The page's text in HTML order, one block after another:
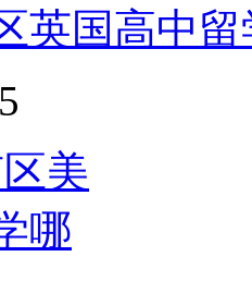
英国高中